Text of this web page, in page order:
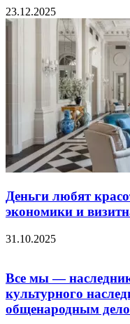
23.12.2025
Деньги любят
экономики и
31.10.2025
Все мы —
культурного
общенародным